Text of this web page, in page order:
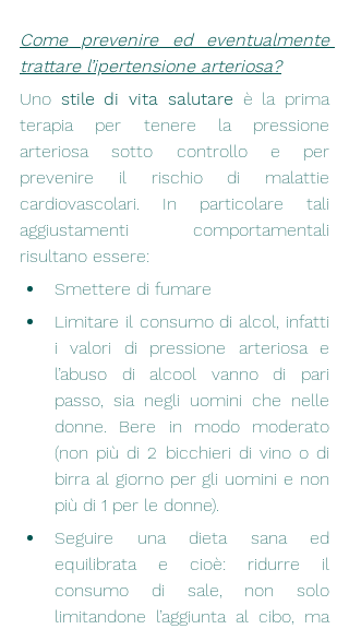
Come prevenire ed eventualmente
trattare l’ipertensione arteriosa?
Uno stile di vita salutare è la prima
terapia per tenere la pressione
arteriosa sotto controllo e per
prevenire il rischio di malattie
cardiovascolari. In particolare tali
aggiustamenti comportamentali
risultano essere:
Smettere di fumare
Limitare il consumo di alcol, infatti
i valori di pressione arteriosa e
l’abuso di alcool vanno di pari
passo, sia negli uomini che nelle
donne. Bere in modo moderato
(non più di 2 bicchieri di vino o di
birra al giorno per gli uomini e non
più di 1 per le donne).
Seguire una dieta sana ed
equilibrata e cioè: ridurre il
consumo di sale, non solo
limitandone l’aggiunta al cibo, ma